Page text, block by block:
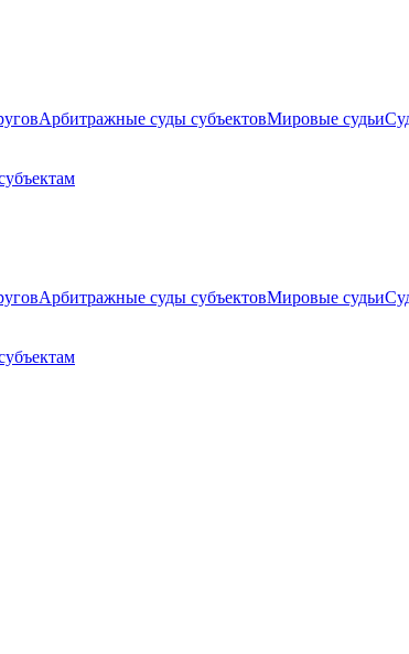
Арбитражные суды субъектовМировые судьи
Арбитражные суды субъектовМировые судьи